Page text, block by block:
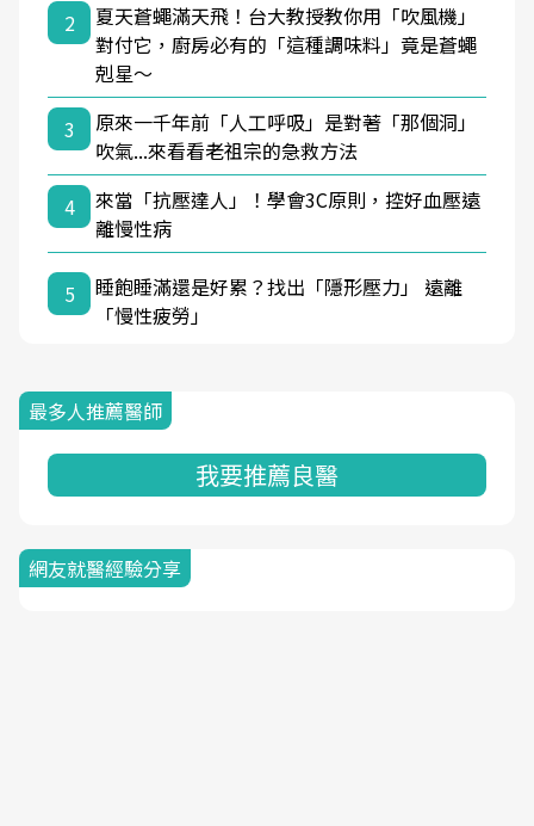
2
夏天蒼蠅滿天飛！台大教授教你用「吹風機」
對付它，廚房必有的「這種調味料」竟是蒼蠅
剋星～
3
原來一千年前「人工呼吸」是對著「那個洞」
吹氣...來看看老祖宗的急救方法
4
來當「抗壓達人」！學會3C原則，控好血壓遠
離慢性病
5
睡飽睡滿還是好累？找出「隱形壓力」 遠離
「慢性疲勞」
最多人推薦醫師
我要推薦良醫
網友就醫經驗分享